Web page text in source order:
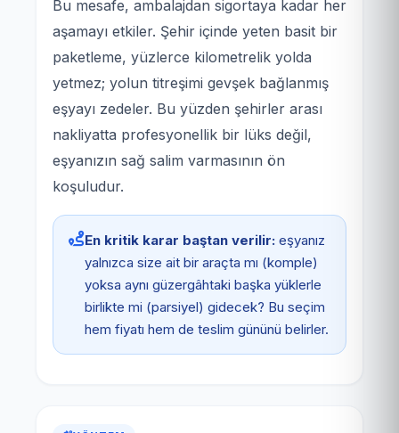
Bu mesafe, ambalajdan sigortaya kadar her
aşamayı etkiler. Şehir içinde yeten basit bir
paketleme, yüzlerce kilometrelik yolda
yetmez; yolun titreşimi gevşek bağlanmış
eşyayı zedeler. Bu yüzden şehirler arası
nakliyatta profesyonellik bir lüks değil,
eşyanızın sağ salim varmasının ön
koşuludur.
En kritik karar baştan verilir: eşyanız
yalnızca size ait bir araçta mı (komple)
yoksa aynı güzergâhtaki başka yüklerle
birlikte mi (parsiyel) gidecek? Bu seçim
hem fiyatı hem de teslim gününü belirler.